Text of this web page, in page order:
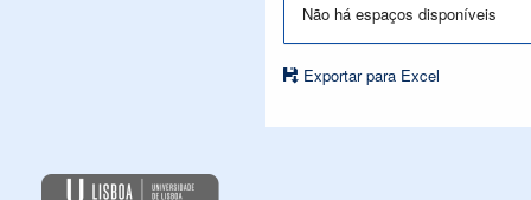
Não há espaços disponíveis
Exportar para Excel